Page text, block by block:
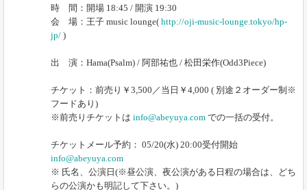
時 間：開場 18:45 / 開演 19:30
会 場：王子 music lounge( http://oji-music-lounge.tokyo/hp-
jp/ )
出 演：Hama(Psalm) / 阿部祐也 / 松田栄作(Odd3Piece)
チケット：前売り￥3,500／当日￥4,000 ( 別途２オーダー制※
フードあり)
※前売りチケットは info@abeyuya.com での一括の受付。
チケットメール予約： 05/20(水) 20:00受付開始
info@abeyuya.com
※ 氏名、公演日(※昼公演、夜公演がある日程の場合は、どち
らの公演かも明記して下さい。)